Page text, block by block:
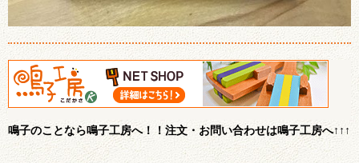
鳴子のことなら鳴子工房へ！！注文・お問い合わせは鳴子工房へ↑↑↑